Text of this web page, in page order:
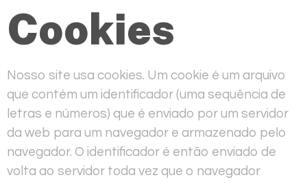
Cookies
Nosso site usa cookies. Um cookie é um arquivo
que contém um identificador (uma sequência de
letras e números) que é enviado por um servidor
da web para um navegador e armazenado pelo
navegador. O identificador é então enviado de
volta ao servidor toda vez que o navegador